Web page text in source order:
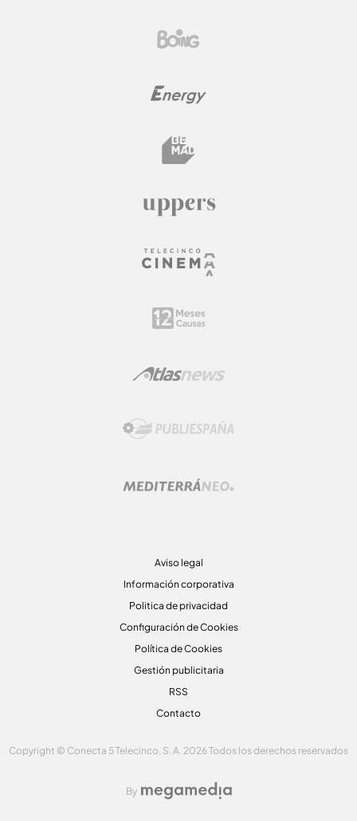
Aviso legal
Información corporativa
Politica de privacidad
Configuración de Cookies
Política de Cookies
Gestión publicitaria
RSS
Contacto
Copyright © Conecta 5 Telecinco, S. A. 2026 Todos los derechos reservados
By